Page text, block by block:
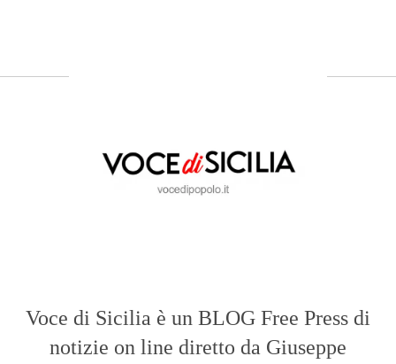
Voce di Sicilia è un BLOG Free Press di
notizie on line diretto da Giuseppe